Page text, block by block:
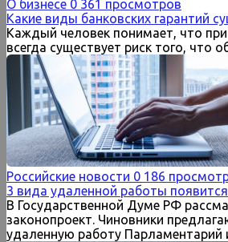
О бизнесе 0 361 просмотров
Какие виды банковских гарантий
Каждый человек понимает, что
всегда существует риск того, что
Российские новости 0 186
3 вида удаленной работы
В Государственной Думе РФ
законопроект. Чиновники
удаленную работу Парламентарий